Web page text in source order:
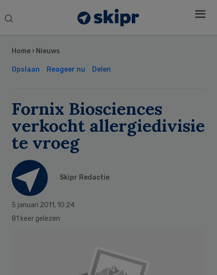
Search
Home › Nieuws
Opslaan Reageer nu Delen
Fornix Biosciences
verkocht allergiedivisie
te vroeg
Skipr Redactie
5 januari 2011, 10:24
81 keer gelezen
Sidebar